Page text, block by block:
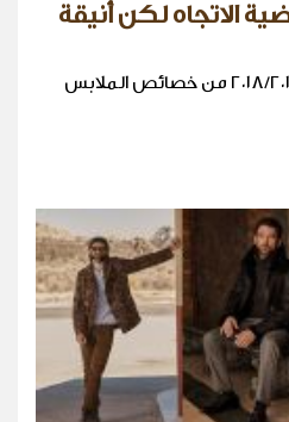
الاتجاه لكن أنيقة
تتحرر أزياء الرجل في شتاء ٢٠١٨/٢٠١٩ من خصائص الملابس